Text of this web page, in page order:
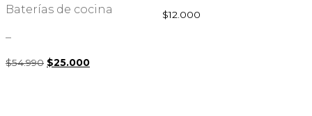
Baterías de cocina
–
$54.990 El
$25.000
$12.000